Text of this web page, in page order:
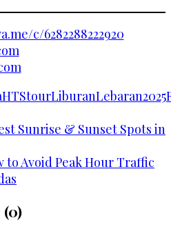
c/6282288222920
HTStourLiburanLebaran2025
Sunrise & Sunset Spots in
to Avoid Peak Hour Traffic